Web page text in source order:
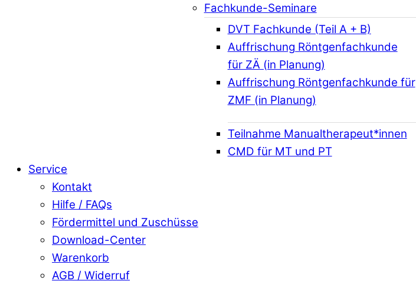
Fachkunde-Seminare
DVT Fachkunde (Teil A + B)
Auffrischung Röntgenfachkunde
für ZÄ (in Planung)
Auffrischung Röntgenfachkunde für
ZMF (in Planung)
Teilnahme Manualtherapeut*innen
CMD für MT und PT
Service
Kontakt
Hilfe / FAQs
Fördermittel und Zuschüsse
Download-Center
Warenkorb
AGB / Widerruf